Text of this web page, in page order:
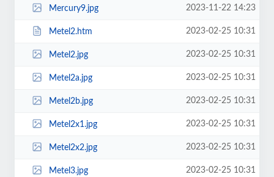
Mercury9.jpg 2023-11-22 14:23
Metel2.htm 2023-02-25 10:31
Metel2.jpg 2023-02-25 10:31
Metel2a.jpg 2023-02-25 10:31
Metel2b.jpg 2023-02-25 10:31
Metel2x1.jpg 2023-02-25 10:31
Metel2x2.jpg 2023-02-25 10:31
Metel3.jpg 2023-02-25 10:31